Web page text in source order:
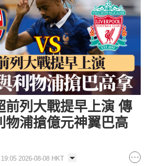
前列大戰提早上演 傳
物浦搶億元神翼巴高
2026-08-08 HKT